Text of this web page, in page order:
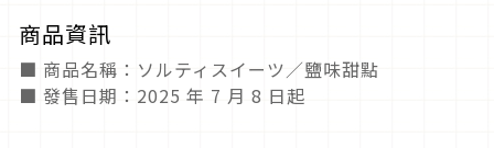
商品資訊
■ 商品名稱：ソルティスイーツ／鹽味甜點
■ 發售日期：2025 年 7 月 8 日起